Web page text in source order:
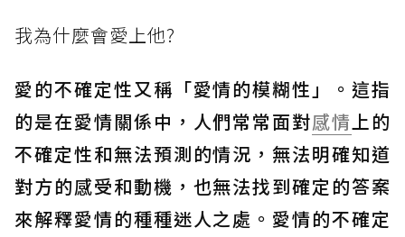
我為什麼會愛上他?
愛的不確定性又稱「愛情的模糊性」。這指
的是在愛情關係中，人們常常面對感情上的
不確定性和無法預測的情況，無法明確知道
對方的感受和動機，也無法找到確定的答案
來解釋愛情的種種迷人之處。愛情的不確定